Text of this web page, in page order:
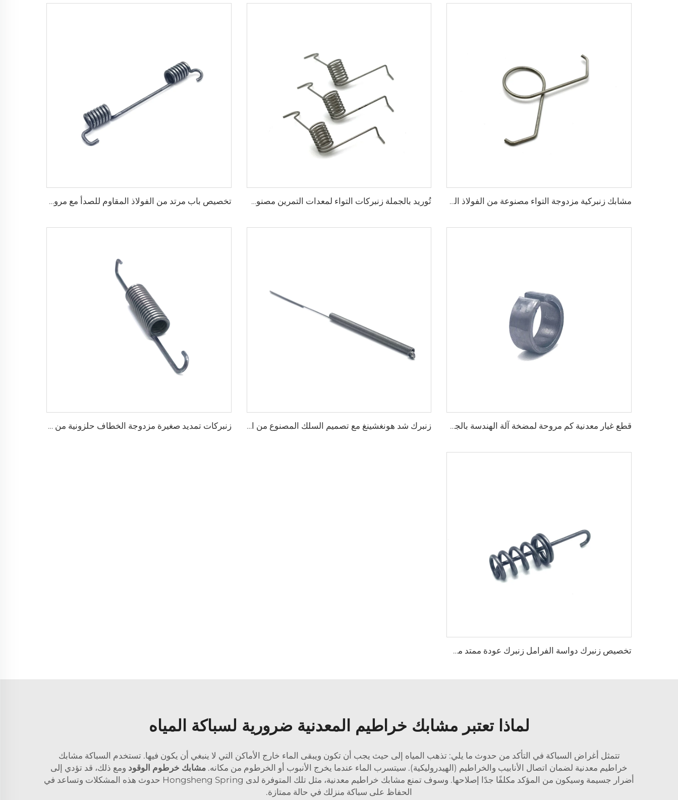
مشابك زنبركية مزدوجة التواء مصنوعة من الفولاذ المقاوم للصدأ بتشكيل السلك من مصنع معتمد حسب معيار ISO تُوريد بالجملة زنبركات التواء لمعدات التمرين مصنوعة من الفولاذ المقاوم للصدأ تخصيص باب مرتد من الفولاذ المقاوم للصدأ مع مرونة عالية لربيع الالتواء
قطع غيار معدنية كم مروحة لمضخة آلة الهندسة بالجملة زنبرك شد هونغشينغ مع تصميم السلك المصنوع من الفولاذ المقاوم للصدأ زنبركات تمديد صغيرة مزدوجة الخطاف حلزونية من المعدن من مصنع معتمد حسب معيار ISO
تخصيص زنبرك دواسة الفرامل زنبرك عودة ممتد من الفولاذ الكربوني
لماذا تعتبر مشابك خراطيم المعدنية ضرورية لسباكة المياه
تتمثل أغراض السباكة في التأكد من حدوث ما يلي: تذهب المياه إلى حيث يجب أن تكون ويبقى الماء خارج الأماكن التي لا ينبغي أن يكون فيها. تستخدم السباكة مشابك
خراطيم معدنية لضمان اتصال الأنابيب والخراطيم (الهيدروليكية). سيتسرب الماء عندما يخرج الأنبوب أو الخرطوم من مكانه. مشابك خرطوم الوقود ومع ذلك، قد تؤدي إلى
أضرار جسيمة وسيكون من المؤكد مكلفًا جدًا إصلاحها. وسوف تمنع مشابك خراطيم معدنية، مثل تلك المتوفرة لدى Hongsheng Spring حدوث هذه المشكلات وتساعد في
الحفاظ على سباكة منزلك في حالة ممتازة.